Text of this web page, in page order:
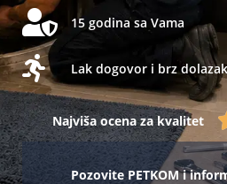
15 godina sa Vama
Lak dogovor i brz dolazak
Najviša ocena za kvalitet
Pozovite PETKOM i